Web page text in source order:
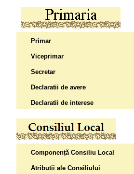
Primar
Viceprimar
Secretar
Declaratii de avere
Declaratii de interese
Componență Consiliu Local
Atributii ale Consiliului